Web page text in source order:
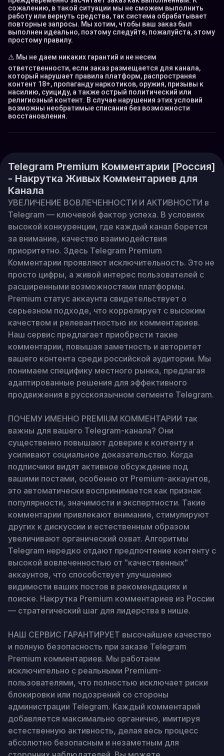
сожалению, в такой ситуации мы не сможем выполнить
работу или вернуть средства, так система обрабатывает
повторные запросы. Мы хотим, чтобы ваш заказ был
выполнен идеально, поэтому следуйте, пожалуйста, этому
простому правилу.
⚠️ Мы не даем никаких гарантий и не несем
ответственности, если заказ размещается для канала,
который нарушает правила платформ, распространяя
контент 18+, пропаганду наркотиков, оружия, призывы к
насилию, суициду, а также острый политический или
религиозный контент. В случае нарушения этих условий
возможны необратимые списания без возможности
восстановления.
Telegram Premium Комментарии [Россия]
- Накрутка Живых Комментариев для
Канала
УВЕЛИЧЕНИЕ ВОВЛЕЧЕННОСТИ И АКТИВНОСТИ в
Telegram — ключевой фактор успеха. В условиях
высокой конкуренции, где каждый канал борется
за внимание, качество взаимодействия
приоритетно. Здесь Telegram Premium
Комментарии проявляют исключительность. Это не
просто цифры, а живой интерес пользователей с
расширенными возможностями платформы.
Premium статус аккаунта свидетельствует о
серьезном подходе, что коррелирует с высоким
качеством и релевантностью их комментариев.
Наш сервис предлагает приобрести такие
комментарии, повышая заметность и авторитет
вашего контента среди российской аудитории. Мы
понимаем специфику местного рынка, предлагая
адаптированные решения для эффективного
продвижения в русскоязычном сегменте Telegram.
ПОЧЕМУ ИМЕННО PREMIUM КОММЕНТАРИИ так
важны для вашего Telegram-канала? Они
существенно повышают доверие к контенту и
усиливают социальное доказательство. Когда
подписчики видят активное обсуждение под
вашими постами, особенно от Premium-аккаунтов,
это автоматически воспринимается как признак
популярности, значимости и экспертности. Такие
комментарии привлекают внимание, стимулируют
других к дискуссии и естественным образом
увеличивают органический охват. Алгоритмы
Telegram нередко отдают предпочтение контенту с
высокой вовлеченностью от "качественных"
аккаунтов, что способствует улучшению
видимости ваших постов в рекомендациях и
поиске. Накрутка Premium комментариев из России
— стратегический шаг для лидерства в нише.
НАШ СЕРВИС ГАРАНТИРУЕТ высочайшее качество
и полную безопасность при заказе Telegram
Premium комментариев. Мы работаем
исключительно с реальными Premium-
пользователями, что полностью исключает риски
блокировки или подозрений со стороны
администрации Telegram. Каждый комментарий
добавляется максимально органично, имитируя
естественную активность, делая весь процесс
абсолютно безопасным и незаметным для